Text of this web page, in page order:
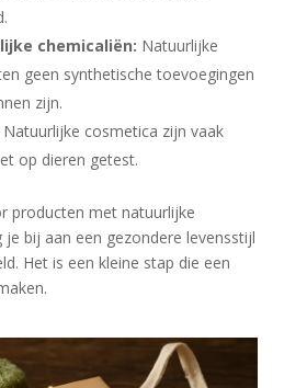
chemicaliën: Natuurlijke
geen synthetische toevoegingen
zijn.
Natuurlijke cosmetica zijn vaak
op dieren getest.
producten met natuurlijke
je bij aan een gezondere levensstijl
Het is een kleine stap die een